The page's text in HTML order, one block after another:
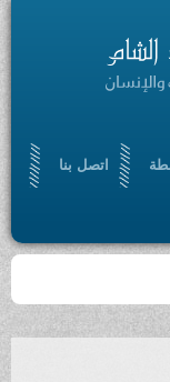
اتصل بنا